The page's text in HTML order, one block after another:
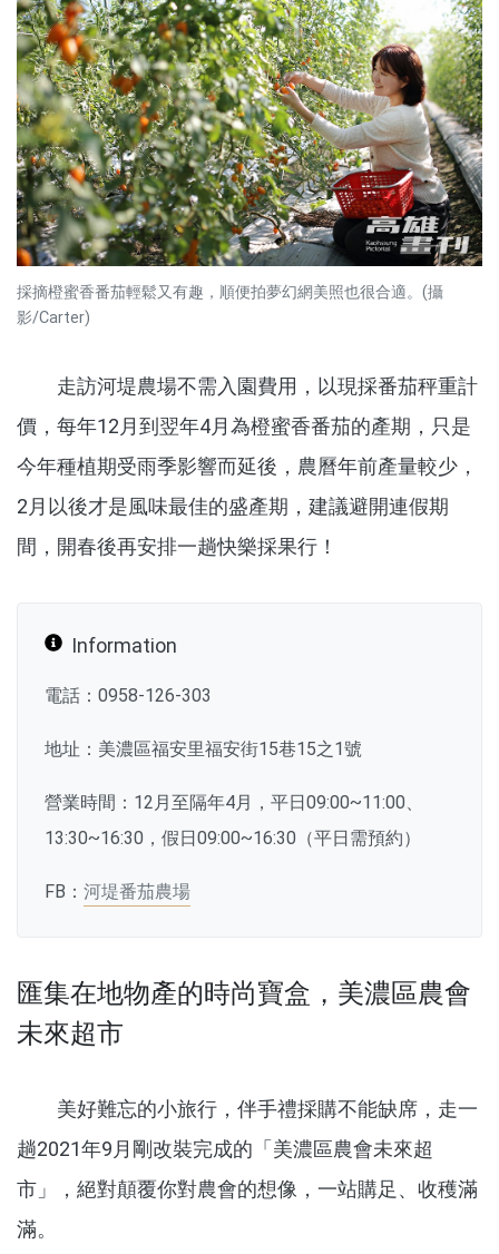
採摘橙蜜香番茄輕鬆又有趣，順便拍夢幻網美照也很合適。(攝
影/Carter)
走訪河堤農場不需入園費用，以現採番茄秤重計
價，每年12月到翌年4月為橙蜜香番茄的產期，只是
今年種植期受雨季影響而延後，農曆年前產量較少，
2月以後才是風味最佳的盛產期，建議避開連假期
間，開春後再安排一趟快樂採果行！
Information
電話：0958-126-303
地址：美濃區福安里福安街15巷15之1號
營業時間：12月至隔年4月，平日09:00~11:00、
13:30~16:30，假日09:00~16:30（平日需預約）
FB： 河堤番茄農場
匯集在地物產的時尚寶盒，美濃區農會
未來超市
美好難忘的小旅行，伴手禮採購不能缺席，走一
趟2021年9月剛改裝完成的「美濃區農會未來超
市」，絕對顛覆你對農會的想像，一站購足、收穫滿
滿。